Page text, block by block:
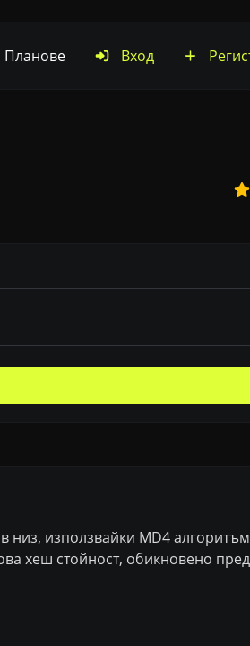
Планове Вход
низ, използвайки MD4
хеш стойност, обикновено